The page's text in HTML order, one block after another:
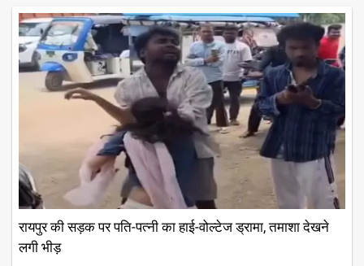
रायपुर की सड़क पर पति-पत्नी का हाई-वोल्टेज ड्रामा, तमाशा देखने
लगी भीड़